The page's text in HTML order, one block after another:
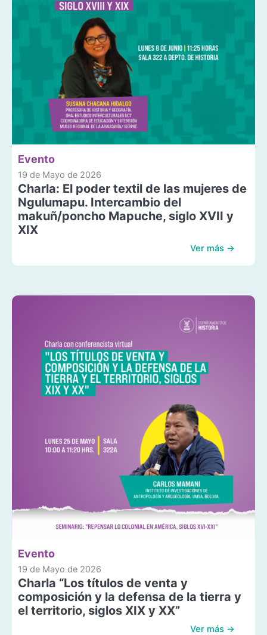
Evento
19 de Mayo de 2026
Charla: El poder textil de las mujeres de
Ngulumapu. Intercambio del
makuñ/poncho Mapuche, siglo XVII y
XIX
Ver más →
Evento
19 de Mayo de 2026
Charla “Los títulos de venta y
composición y la defensa de la tierra y
el territorio, siglos XIX y XX”
Ver más →